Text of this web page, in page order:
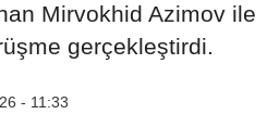
Mirvokhid Azimov ile
gerçekleştirdi.
- 11:33